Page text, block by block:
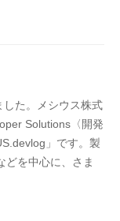
た。メシウス株式
Solutions〈開発
」です。製
どを中心に、さま